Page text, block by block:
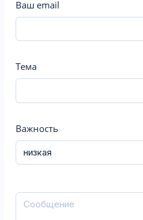
Ваш email
Тема
Важность